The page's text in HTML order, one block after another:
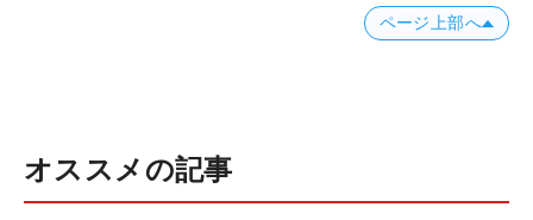
ページ上部へ
オススメの記事